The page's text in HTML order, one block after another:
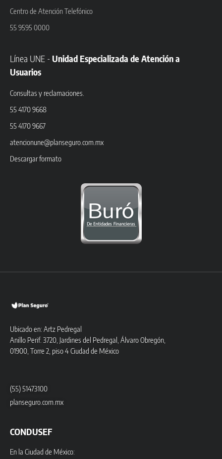
Centro de Atención Telefónico
55 9595 0000
Línea UNE - Unidad Especializada de Atención a
Usuarios
Consultas y reclamaciones.
55 4170 9668
55 4170 9667
atencionune@planseguro.com.mx
Descargar formato
Ubicado en: Artz Pedregal
Anillo Perif. 3720, Jardines del Pedregal, Álvaro Obregón,
01900, Torre 2, piso 4 Ciudad de México
(55) 51473100
planseguro.com.mx
CONDUSEF
En la Ciudad de México: